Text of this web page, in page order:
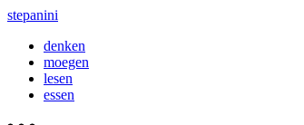
stepanini
denken
moegen
lesen
essen